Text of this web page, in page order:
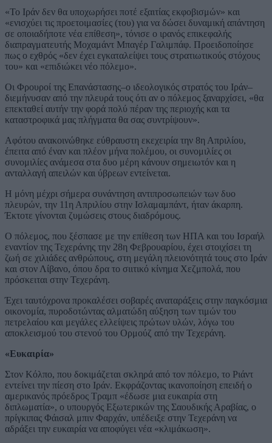
«Το Ιράν δεν θα υποχωρήσει ποτέ εξαιτίας εκφοβισμών» και
«ενισχύει τις προετοιμασίες (του) για να δώσει δυναμική απάντηση
σε οποιαδήποτε νέα επίθεση», τόνισε ο ιρανός επικεφαλής
διαπραγματευτής Μοχαμάντ Μπαγέρ Γαλιμπάφ. Προειδοποίησε
πως ο εχθρός «δεν έχει εγκαταλείψει τους στρατιωτικούς στόχους
του» και «επιδιώκει νέο πόλεμο».
Οι Φρουροί της Επανάστασης–ο ιδεολογικός στρατός του Ιράν–
διεμήνυσαν από την πλευρά τους ότι αν ο πόλεμος ξαναρχίσει, «θα
επεκταθεί αυτήν την φορά πολύ πέραν της περιοχής και τα
καταστροφικά μας πλήγματα θα σας συντρίψουν».
Αφότου ανακοινώθηκε εύθραυστη εκεχειρία την 8η Απριλίου,
έπειτα από έναν και πλέον μήνα πολέμου, οι συνομιλίες οι
συνομιλίες ανάμεσα στα δυο μέρη κάνουν σημειωτόν και η
ανταλλαγή απειλών και ύβρεων εντείνεται.
Η μόνη μέχρι σήμερα συνάντηση αντιπροσωπειών των δυο
πλευρών, την 11η Απριλίου στην Ισλαμαμπάντ, ήταν άκαρπη.
Έκτοτε γίνονται ζυμώσεις στους διαδρόμους.
Ο πόλεμος, που ξέσπασε με την επίθεση των ΗΠΑ και του Ισραήλ
εναντίον της Τεχεράνης την 28η Φεβρουαρίου, έχει στοιχίσει τη
ζωή σε χιλιάδες ανθρώπους, στη μεγάλη πλειονότητά τους στο Ιράν
και στον Λίβανο, όπου δρα το σιιτικό κίνημα Χεζμπολά, που
πρόσκειται στην Τεχεράνη.
Έχει ταυτόχρονα προκαλέσει σοβαρές αναταράξεις στην παγκόσμια
οικονομία, πυροδοτώντας αλματώδη αύξηση των τιμών του
πετρελαίου και μεγάλες ελλείψεις πρώτων υλών, λόγω του
αποκλεισμού του στενού του Ορμούζ από την Τεχεράνη.
«Ευκαιρία»
Στον Κόλπο, που δοκιμάζεται σκληρά από τον πόλεμο, το Ριάντ
εντείνει την πίεση στο Ιράν. Εκφράζοντας ικανοποίηση επειδή ο
αμερικανός πρόεδρος Τραμπ «έδωσε μια ευκαιρία στη
διπλωματία», ο υπουργός Εξωτερικών της Σαουδικής Αραβίας, ο
πρίγκιπας Φάισαλ μπιν Φαρχάν, υπέδειξε στην Τεχεράνη να
αδράξει την ευκαιρία να αποφύγει νέα «κλιμάκωση».